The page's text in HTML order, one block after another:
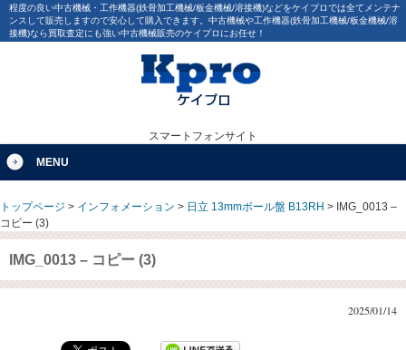
程度の良い中古機械・工作機器(鉄骨加工機械/板金機械/溶接機)などをケイプロでは全てメンテナ
ンスして販売しますので安心して購入できます。中古機械や工作機器(鉄骨加工機械/板金機械/溶
接機)なら買取査定にも強い中古機械販売のケイプロにお任せ！
スマートフォンサイト
MENU
トップページ > インフォメーション > 日立 13mmボール盤 B13RH > IMG_0013 –
コピー (3)
IMG_0013 – コピー (3)
2025/01/14